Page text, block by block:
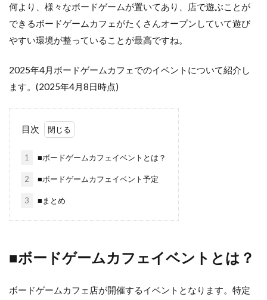
何より、様々なボードゲームが置いてあり、店で遊ぶことが
できるボードゲームカフェがたくさんオープンしていて遊び
やすい環境が整っていることが最高ですね。
2025年4月ボードゲームカフェでのイベントについて紹介し
ます。(2025年4月8日時点)
目次
1 ■ボードゲームカフェイベントとは？
2 ■ボードゲームカフェイベント予定
3 ■まとめ
■ボードゲームカフェイベントとは？
ボードゲームカフェ店が開催するイベントとなります。特定